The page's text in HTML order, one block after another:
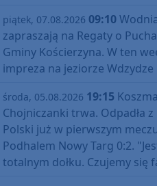
piątek, 07.08.2026 09:10
zapraszają na Regaty o
Gminy Kościerzyna. W ten
impreza na jeziorze Wdzydze
środa, 05.08.2026 19:15
Chojniczanki trwa. Odpadła
Polski już w pierwszym
Podhalem Nowy Targ 0:2.
totalnym dołku. Czujemy się